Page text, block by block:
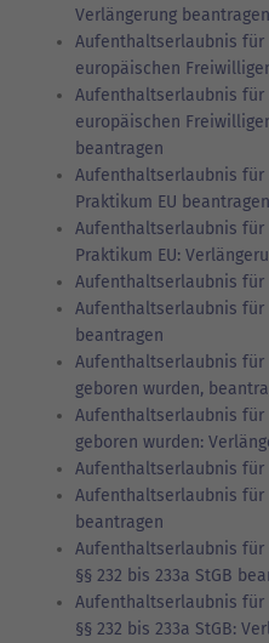
Verlängerung beantragen
Aufenthaltserlaubnis für
europäischen
Aufenthaltserlaubnis für
europäischen
beantragen
Aufenthaltserlaubnis für
Praktikum EU beantragen
Aufenthaltserlaubnis für
Praktikum EU:
Aufenthaltserlaubnis für
Aufenthaltserlaubnis für
beantragen
Aufenthaltserlaubnis für
geboren wurden,
Aufenthaltserlaubnis für
geboren wurden:
Aufenthaltserlaubnis für
Aufenthaltserlaubnis für
beantragen
Aufenthaltserlaubnis
§§ 232 bis 233a StGB
Aufenthaltserlaubnis
§§ 232 bis 233a StGB: